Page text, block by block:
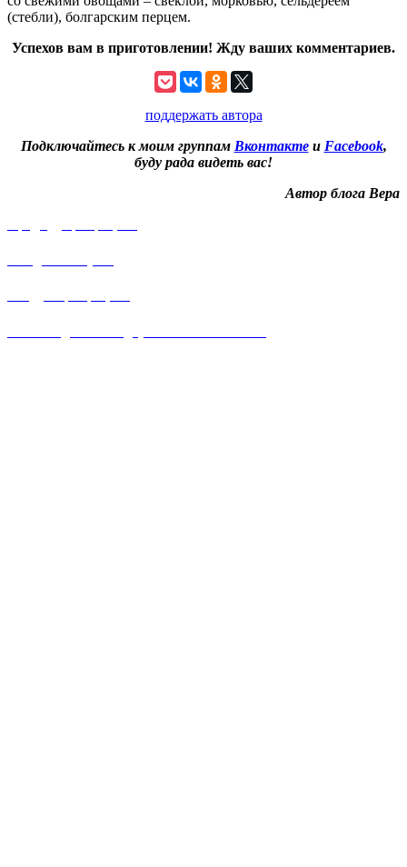
(стебли), болгарским перцем.
Успехов вам в приготовлении! Жду ваших комментариев.
поддержать автора
Подключайтесь к моим группам Вконтактеи Facebook,
буду рада видеть вас!
Автор блога Вера